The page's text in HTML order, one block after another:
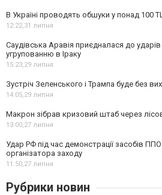
В Україні проводять обшуки у понад 100
12:22,31 липня
Саудівська Аравія приєдналася до
угрупованню в Іраку
15:23,29 липня
Зустріч Зеленського і Трампа буде без
14:05,29 липня
Макрон зібрав кризовий штаб через
13:00,27 липня
Удар РФ під час демонстрації засобів
організатора заходу
11:50,27 липня
Рубрики новин